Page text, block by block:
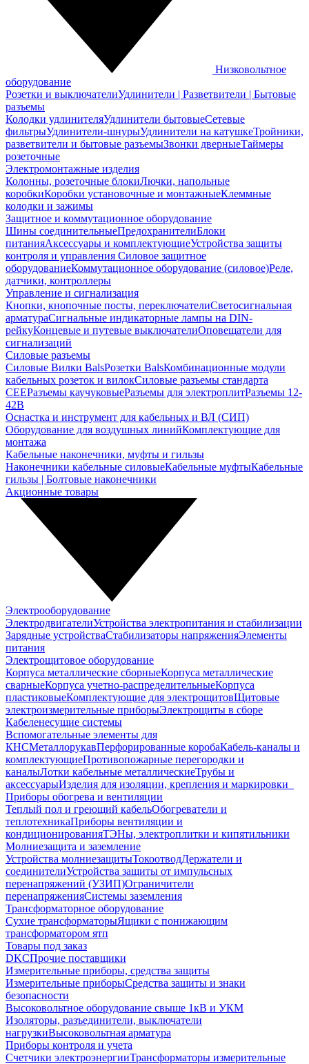
Низковольтное
оборудование
Розетки и выключателиУдлинители | Разветвители | Бытовые
разъемы
Колодки удлинителяУдлинители бытовыеСетевые
фильтрыУдлинители-шнурыУдлинители на катушкеТройники,
разветвители и бытовые разъемыЗвонки дверныеТаймеры
розеточные
Электромонтажные изделия
Колонны, розеточные блокиЛючки, напольные
коробкиКоробки установочные и монтажныеКлеммные
колодки и зажимы
Защитное и коммутационное оборудование
Шины соединительныеПредохранителиБлоки
питанияАксессуары и комплектующиеУстройства защиты
контроля и управления Силовое защитное
оборудованиеКоммутационное оборудование (силовое)Реле,
датчики, контроллеры
Управление и сигнализация
Кнопки, кнопочные посты, переключателиСветосигнальная
арматураСигнальные индикаторные лампы на DIN-
рейкуКонцевые и путевые выключателиОповещатели для
сигнализаций
Силовые разъемы
Силовые Вилки BalsРозетки BalsКомбинационные модули
кабельных розеток и вилокСиловые разъемы стандарта
CEEРазъемы каучуковыеРазъемы для электроплитРазъемы 12-
42В
Оснастка и инструмент для кабельных и ВЛ (СИП)
Оборудование для воздушных линийКомплектующие для
монтажа
Кабельные наконечники, муфты и гильзы
Наконечники кабельные силовыеКабельные муфтыКабельные
гильзы | Болтовые наконечники
Акционные товары
Электрооборудование
ЭлектродвигателиУстройства электропитания и стабилизации
Зарядные устройстваСтабилизаторы напряженияЭлементы
питания
Электрощитовое оборудование
Корпуса металлические сборныеКорпуса металлические
сварныеКорпуса учетно-распределительныеКорпуса
пластиковыеКомплектующие для электрощитовЩитовые
электроизмерительные приборыЭлектрощиты в сборе
Кабеленесущие системы
Вспомогательные элементы для
КНСМеталлорукавПерфорированные коробаКабель-каналы и
комплектующиеПротивопожарные перегородки и
каналыЛотки кабельные металлическиеТрубы и
аксессуарыИзделия для изоляции, крепления и маркировки
Приборы обогрева и вентиляции
Теплый пол и греющий кабельОбогреватели и
теплотехникаПриборы вентиляции и
кондиционированияТЭНы, электроплитки и кипятильники
Молниезащита и заземление
Устройства молниезащитыТокоотводДержатели и
соединителиУстройства защиты от импульсных
перенапряжений (УЗИП)Ограничители
перенапряженияСистемы заземления
Трансформаторное оборудование
Сухие трансформаторыЯщики с понижающим
трансформатором ятп
Товары под заказ
DKCПрочие поставщики
Измерительные приборы, средства защиты
Измерительные приборыСредства защиты и знаки
безопасности
Высоковольтное оборудование свыше 1кВ и УКМ
Изоляторы, разъединители, выключатели
нагрузкиВысоковольтная арматура
Приборы контроля и учета
Счетчики электроэнергииТрансформаторы измерительные